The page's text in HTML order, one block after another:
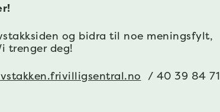
og bidra til noe meningsfylt,
trenger deg!
/ 40 39 84 71